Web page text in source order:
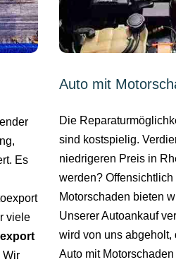
Es
viele
Wir
Auto mit
Die
sind kostspielig.
niedrigeren Preis in
werden? Offensichtlich
Motorschaden bieten
Unserer Autoankauf
wird von uns abgeholt,
Auto mit